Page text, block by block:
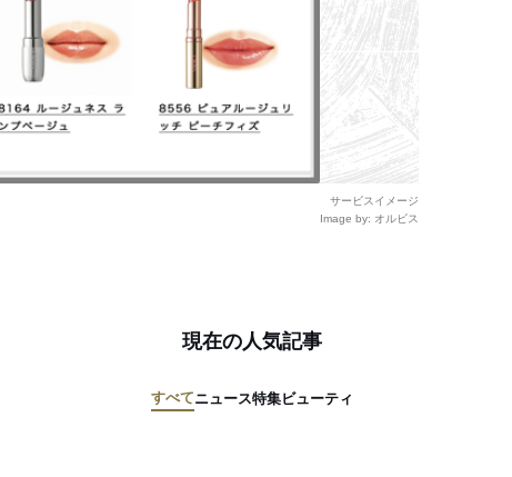
サービスイメージ
Image by: オルビス
現在の人気記事
すべてニュース特集ビューティ